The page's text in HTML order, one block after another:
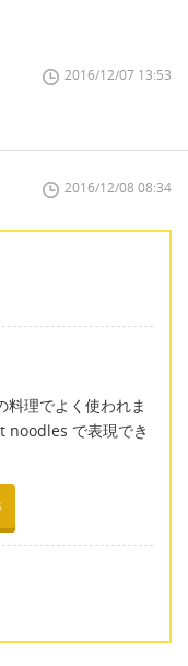
2016/12/07 13:53
2016/12/08 08:34
料理でよく使われま
noodles で表現でき